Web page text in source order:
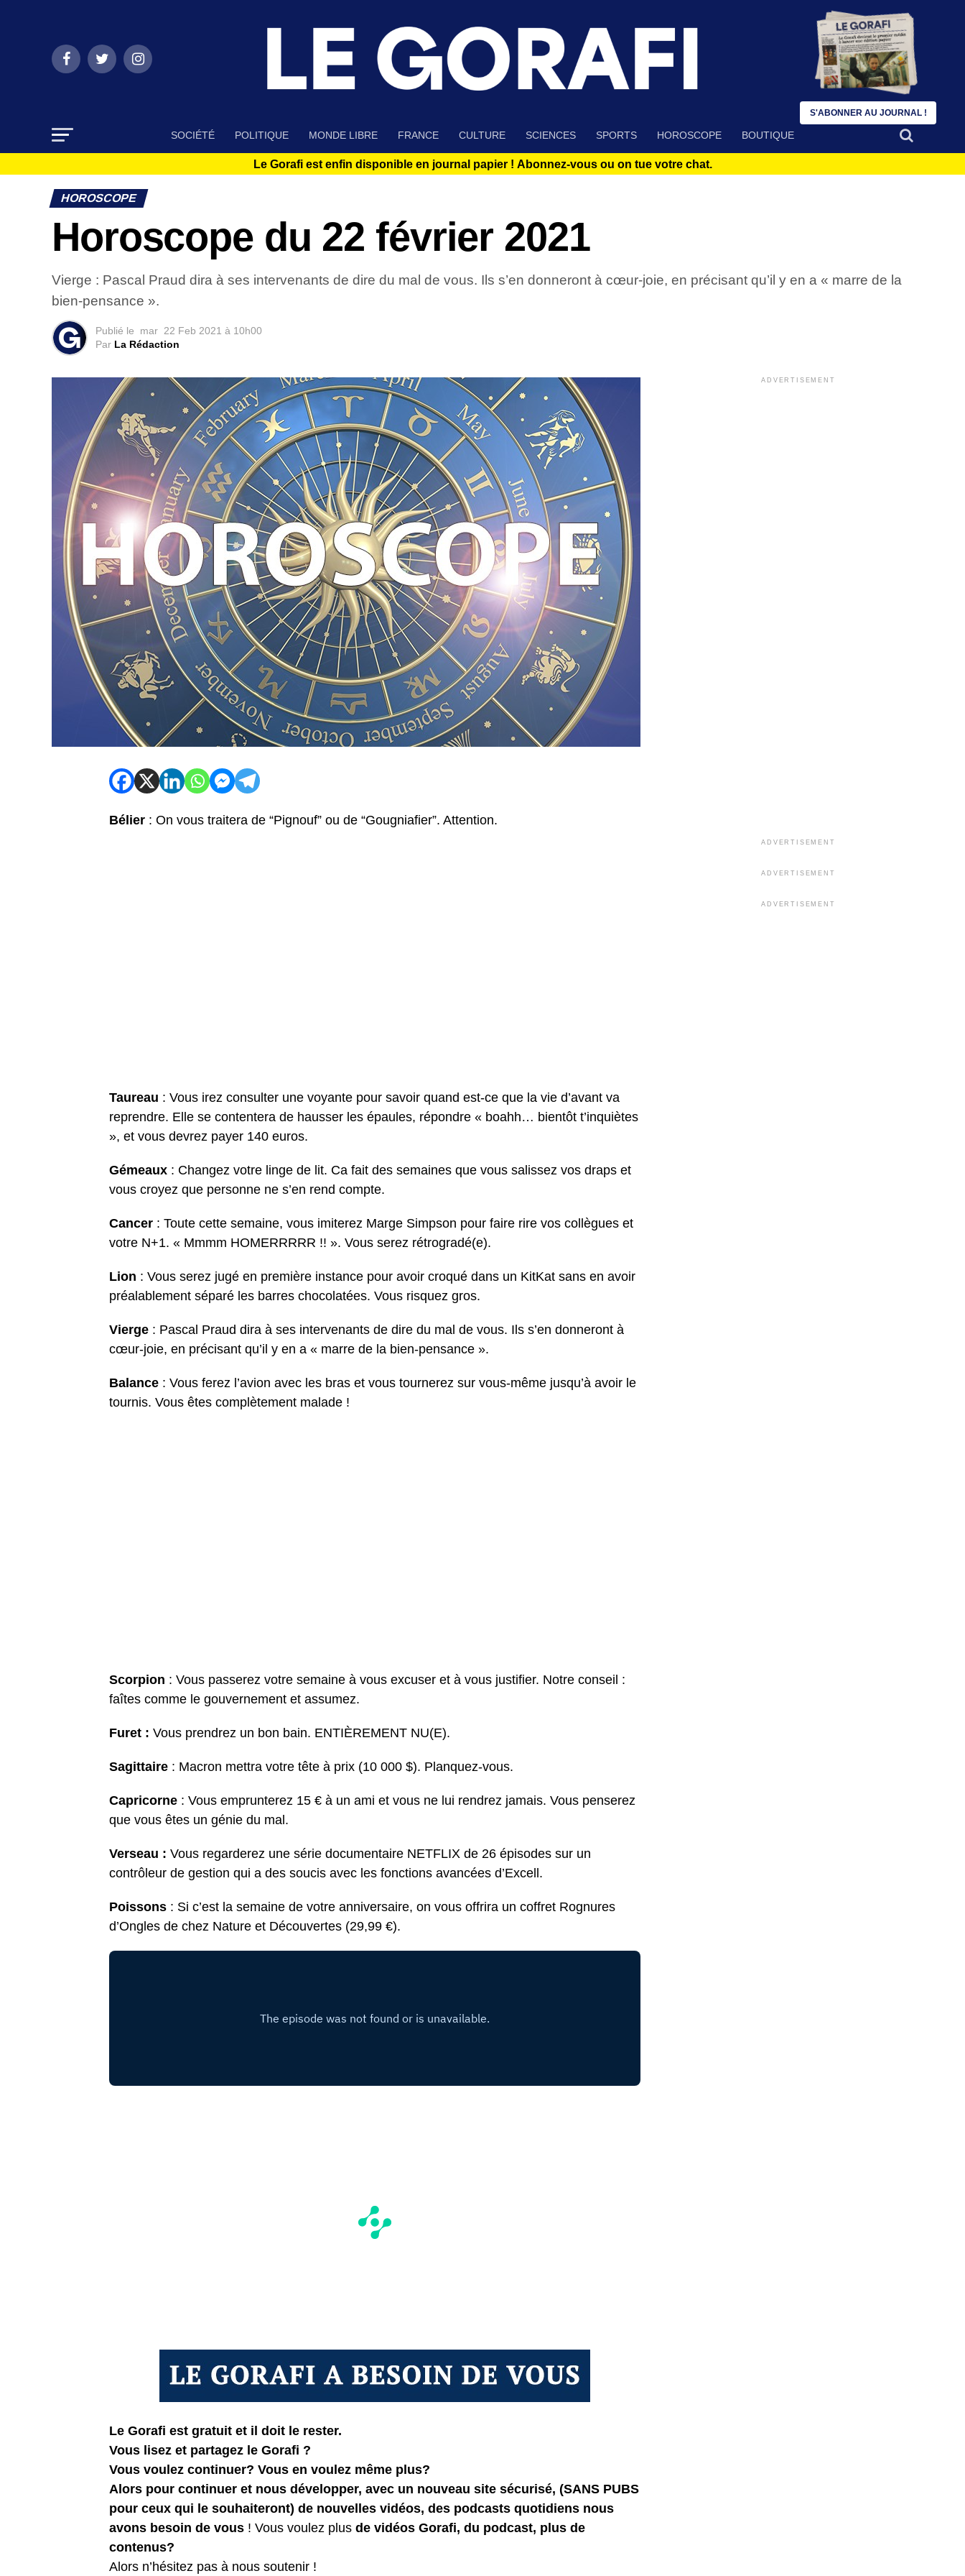
SOCIÉTÉ POLITIQUE MONDE LIBRE FRANCE CULTURE SCIENCES SPORTS HOROSCOPE BOUTIQUE
Le Gorafi est enfin disponible en journal papier ! Abonnez-vous ou on tue votre chat.
HOROSCOPE
Horoscope du 22 février 2021
Vierge : Pascal Praud dira à ses intervenants de dire du mal de vous. Ils s’en donneront à cœur-joie, en précisant qu’il y en a « marre de la
bien-pensance ».
Publié le mar 22 Feb 2021 à 10h00
Par La Rédaction
Bélier : On vous traitera de “Pignouf” ou de “Gougniafier”. Attention.
Taureau : Vous irez consulter une voyante pour savoir quand est-ce que la vie d’avant va
reprendre. Elle se contentera de hausser les épaules, répondre « boahh… bientôt t’inquiètes
», et vous devrez payer 140 euros.
Gémeaux : Changez votre linge de lit. Ca fait des semaines que vous salissez vos draps et
vous croyez que personne ne s’en rend compte.
Cancer : Toute cette semaine, vous imiterez Marge Simpson pour faire rire vos collègues et
votre N+1. « Mmmm HOMERRRRR !! ». Vous serez rétrogradé(e).
Lion : Vous serez jugé en première instance pour avoir croqué dans un KitKat sans en avoir
préalablement séparé les barres chocolatées. Vous risquez gros.
Vierge : Pascal Praud dira à ses intervenants de dire du mal de vous. Ils s’en donneront à
cœur-joie, en précisant qu’il y en a « marre de la bien-pensance ».
Balance : Vous ferez l’avion avec les bras et vous tournerez sur vous-même jusqu’à avoir le
tournis. Vous êtes complètement malade !
Scorpion : Vous passerez votre semaine à vous excuser et à vous justifier. Notre conseil :
faîtes comme le gouvernement et assumez.
Furet : Vous prendrez un bon bain. ENTIÈREMENT NU(E).
Sagittaire : Macron mettra votre tête à prix (10 000 $). Planquez-vous.
Capricorne : Vous emprunterez 15 € à un ami et vous ne lui rendrez jamais. Vous penserez
que vous êtes un génie du mal.
Verseau : Vous regarderez une série documentaire NETFLIX de 26 épisodes sur un
contrôleur de gestion qui a des soucis avec les fonctions avancées d’Excell.
Poissons : Si c’est la semaine de votre anniversaire, on vous offrira un coffret Rognures
d’Ongles de chez Nature et Découvertes (29,99 €).
Le Gorafi est gratuit et il doit le rester.
Vous lisez et partagez le Gorafi ?
Vous voulez continuer? Vous en voulez même plus?
Alors pour continuer et nous développer, avec un nouveau site sécurisé, (SANS PUBS
pour ceux qui le souhaiteront) de nouvelles vidéos, des podcasts quotidiens nous
avons besoin de vous ! Vous voulez plus de vidéos Gorafi, du podcast, plus de
contenus?
Alors n’hésitez pas à nous soutenir !
ADVERTISEMENT
ADVERTISEMENT
ADVERTISEMENT
ADVERTISEMENT
S'ABONNER AU JOURNAL !